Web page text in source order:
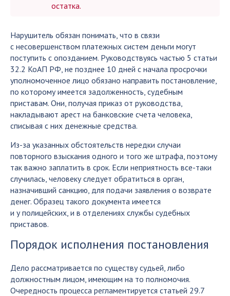
остатка.
Нарушитель обязан понимать, что в связи
с несовершенством платежных систем деньги могут
поступить с опозданием. Руководствуясь частью 5 статьи
32.2 КоАП РФ, не позднее 10 дней с начала просрочки
уполномоченное лицо обязано направить постановление,
по которому имеется задолженность, судебным
приставам. Они, получая приказ от руководства,
накладывают арест на банковские счета человека,
списывая с них денежные средства.
Из-за указанных обстоятельств нередки случаи
повторного взыскания одного и того же штрафа, поэтому
так важно заплатить в срок. Если неприятность все-таки
случилась, человеку следует обратиться в орган,
назначивший санкцию, для подачи заявления о возврате
денег. Образец такого документа имеется
и у полицейских, и в отделениях службы судебных
приставов.
Порядок исполнения постановления
Дело рассматривается по существу судьей, либо
должностным лицом, имеющим на то полномочия.
Очередность процесса регламентируется статьей 29.7